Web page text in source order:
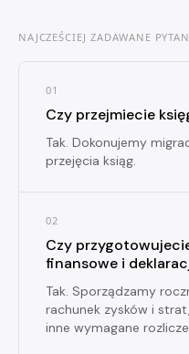
NAJCZEŚCIEJ ZADAWANE
01
Czy przejmiecie
Tak. Dokonujemy
przejęcia ksiąg.
02
Czy
finansowe i
Tak. Sporządzamy
rachunek zysków i
inne wymagane